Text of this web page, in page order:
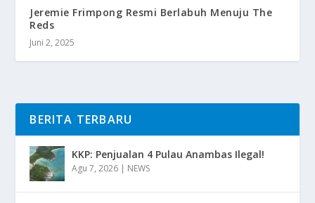
Jeremie Frimpong Resmi Berlabuh Menuju The
Reds
Juni 2, 2025
BERITA TERBARU
KKP: Penjualan 4 Pulau Anambas Ilegal!
Agu 7, 2026 | NEWS